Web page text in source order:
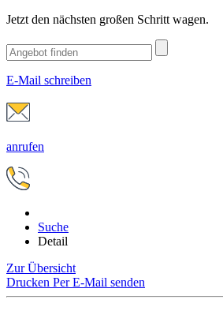
Jetzt den nächsten großen Schritt wagen.
E-Mail schreiben
anrufen
Suche
Detail
Zur Übersicht
Drucken Per E-Mail senden